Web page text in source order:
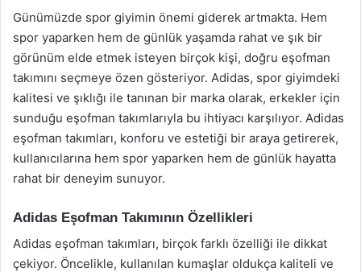
Günümüzde spor giyimin önemi giderek artmakta. Hem
spor yaparken hem de günlük yaşamda rahat ve şık bir
görünüm elde etmek isteyen birçok kişi, doğru eşofman
takımını seçmeye özen gösteriyor. Adidas, spor giyimdeki
kalitesi ve şıklığı ile tanınan bir marka olarak, erkekler için
sunduğu eşofman takımlarıyla bu ihtiyacı karşılıyor. Adidas
eşofman takımları, konforu ve estetiği bir araya getirerek,
kullanıcılarına hem spor yaparken hem de günlük hayatta
rahat bir deneyim sunuyor.
Adidas Eşofman Takımının Özellikleri
Adidas eşofman takımları, birçok farklı özelliği ile dikkat
çekiyor. Öncelikle, kullanılan kumaşlar oldukça kaliteli ve